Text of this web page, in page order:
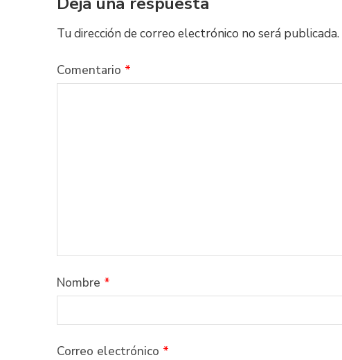
Tu dirección de correo electrónico no será publicada.
Comentario *
Nombre *
Correo electrónico *